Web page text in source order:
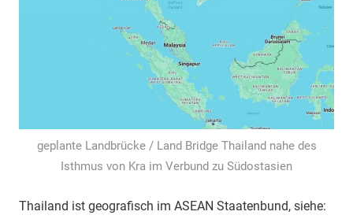
geplante Landbrücke / Land Bridge Thailand nahe des
Isthmus von Kra im Verbund zu Südostasien
Thailand ist geografisch im ASEAN Staatenbund, siehe: